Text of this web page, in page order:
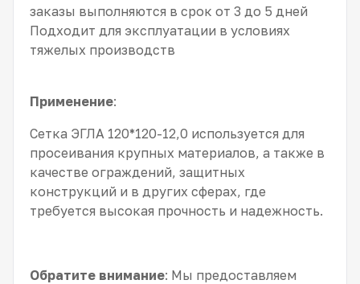
заказы выполняются в срок от 3 до 5 дней
Подходит для эксплуатации в условиях
тяжелых производств
Применение:
Сетка ЭГЛА 120*120-12,0 используется для
просеивания крупных материалов, а также в
качестве ограждений, защитных
конструкций и в других сферах, где
требуется высокая прочность и надежность.
Обратите внимание: Мы предоставляем